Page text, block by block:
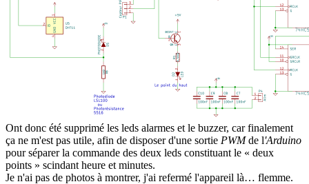
Ont donc été supprimé les leds alarmes et le buzzer, car finalement
ça ne m'est pas utile, afin de disposer d'une sortie PWMde l'Arduino
pour séparer la commande des deux leds constituant le « deux
points » scindant heure et minutes.
Je n'ai pas de photos à montrer, j'ai refermé l'appareil là… flemme.